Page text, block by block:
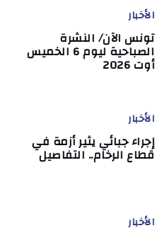
الأخبار
تونس الآن/ النشرة
الصباحية ليوم 6 الخميس
أوت 2026
الأخبار
إجراء جبائي يثير أزمة في
قطاع الرخام.. التفاصيل
الأخبار